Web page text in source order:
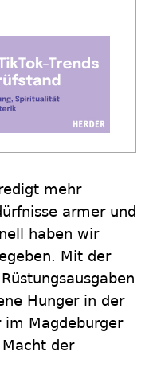
mehr
armer und
haben wir
Mit der
Hunger in der
Magdeburger
der